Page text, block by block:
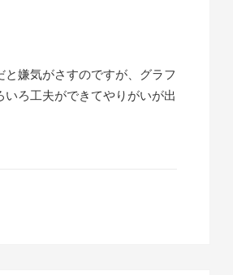
嫌気がさすのですが、グラフ
ろ工夫ができてやりがいが出